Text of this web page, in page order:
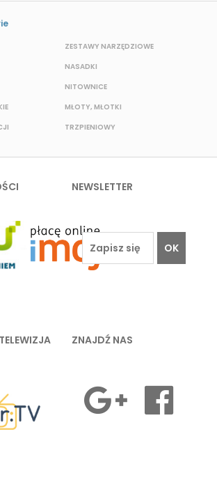
ZESTAWY NARZĘDZIOWE
NASADKI
NITOWNICE
MŁOTY, MŁOTKI
TRZPIENIOWY
NEWSLETTER
OK
ZNAJDŹ NAS